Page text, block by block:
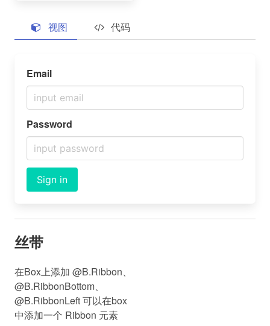
视图 代码
Email
Password
Sign in
丝带
在Box上添加 @B.Ribbon、
@B.RibbonBottom、
@B.RibbonLeft 可以在box
中添加一个 Ribbon 元素